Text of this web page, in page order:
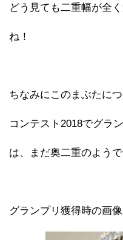
どう見ても二重幅が全
ね！
ちなみにこのまぶたに
コンテスト2018でグラ
は、まだ奥二重のようで
グランプリ獲得時の画